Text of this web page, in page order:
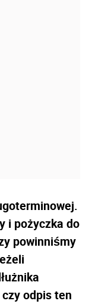
i pożyczka do
powinniśmy
odpis ten